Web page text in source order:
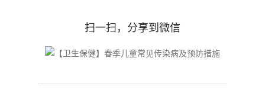
扫一扫，分享到微信